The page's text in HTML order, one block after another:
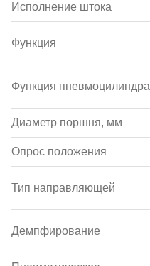
Исполнение штока
Функция
Функция пневмоцилиндра
Диаметр поршня, мм
Опрос положения
Тип направляющей
Демпфирование